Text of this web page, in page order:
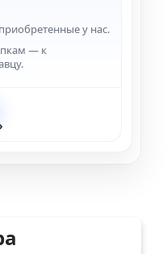
у нас.
— к